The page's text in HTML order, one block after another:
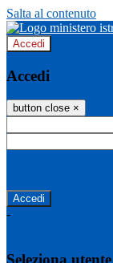
Salta al contenuto
Accedi
Accedi
button close ×
-
Seleziona utente